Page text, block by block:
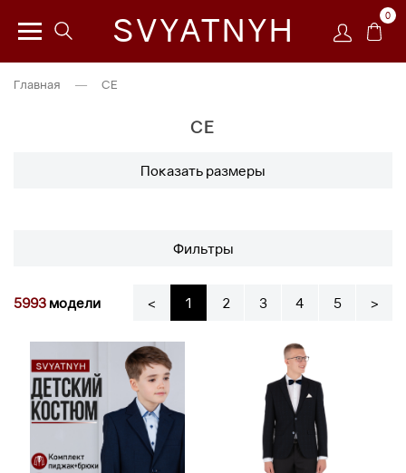
SVYATNYH 0
Главная — CE
CE
Показать размеры
Фильтры
5993модели < 1 2 3 4 5 >